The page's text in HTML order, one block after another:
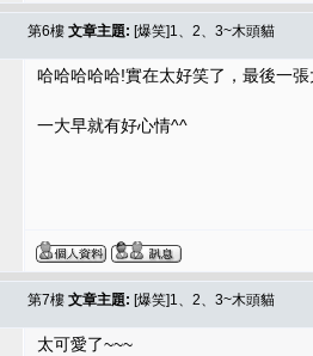
第6樓 文章主題: [爆笑]1、2、3~木頭貓
哈哈哈哈哈!實在太好笑了，最後一
一大早就有好心情^^
第7樓 文章主題: [爆笑]1、2、3~木頭貓
太可愛了~~~